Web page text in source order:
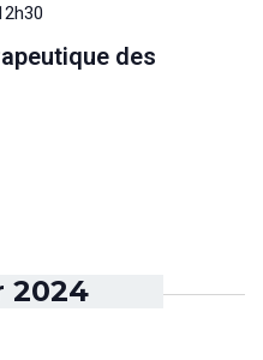
des
2024